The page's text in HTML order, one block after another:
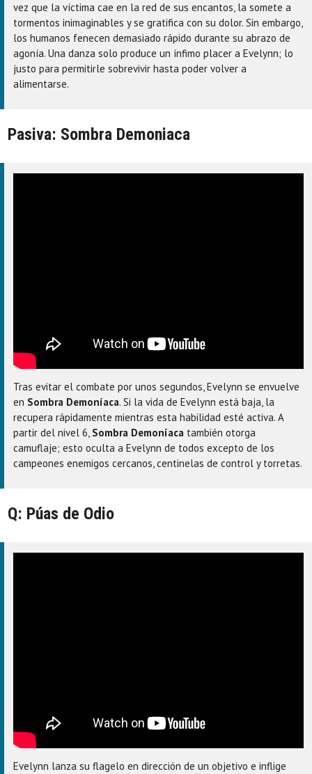
vez que la víctima cae en la red de sus encantos, la somete a
tormentos inimaginables y se gratifica con su dolor. Sin embargo,
los humanos fenecen demasiado rápido durante su abrazo de
agonía. Una danza solo produce un ínfimo placer a Evelynn; lo
justo para permitirle sobrevivir hasta poder volver a
alimentarse.
Pasiva: Sombra Demoniaca
Tras evitar el combate por unos segundos, Evelynn se envuelve
en Sombra Demoníaca. Si la vida de Evelynn está baja, la
recupera rápidamente mientras esta habilidad esté activa. A
partir del nivel 6, Sombra Demoníaca también otorga
camuflaje; esto oculta a Evelynn de todos excepto de los
campeones enemigos cercanos, centinelas de control y torretas.
Q: Púas de Odio
Evelynn lanza su flagelo en dirección de un objetivo e inflige